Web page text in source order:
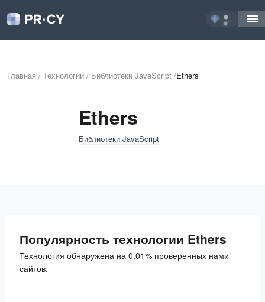
...
Главная / Технологии / Библиотеки JavaScript /Ethers
Ethers
Библиотеки JavaScript
Популярность технологии Ethers
Технология обнаружена на 0,01% проверенных нами
сайтов.